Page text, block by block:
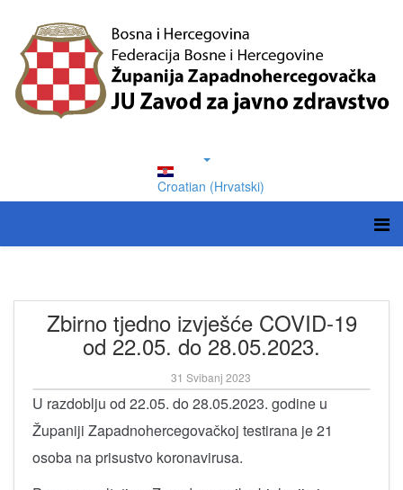
Croatian (Hrvatski)
Zbirno tjedno izvješće COVID-19
od 22.05. do 28.05.2023.
31 Svibanj 2023
U razdoblju od 22.05. do 28.05.2023. godine u
Županiji Zapadnohercegovačkoj testirana je 21
osoba na prisustvo koronavirusa.